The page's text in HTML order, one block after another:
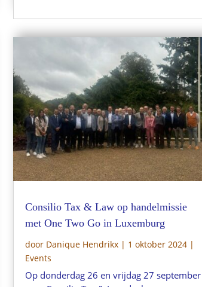
Consilio Tax & Law op handelmissie
met One Two Go in Luxemburg
door Danique Hendrikx| 1 oktober 2024|
Events
Op donderdag 26 en vrijdag 27 september